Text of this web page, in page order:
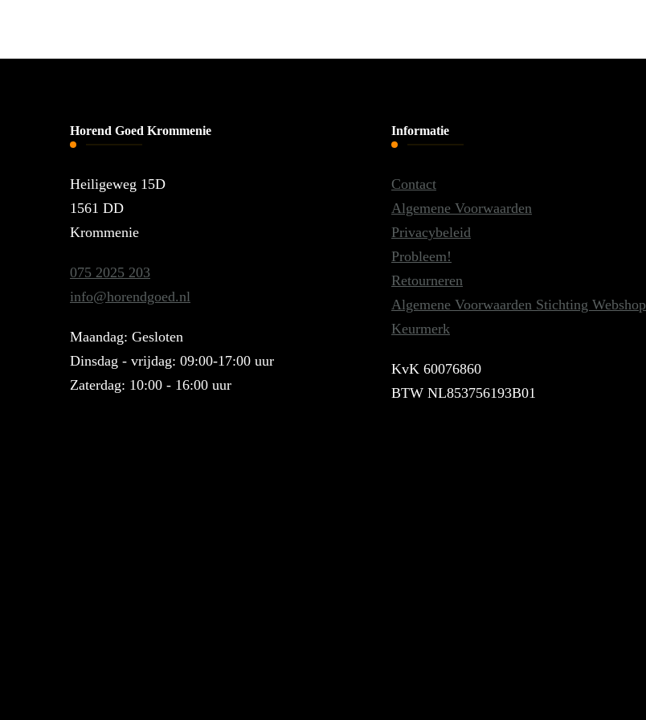
Horend Goed Krommenie
Heiligeweg 15D
1561 DD
Krommenie
075 2025 203
info@horendgoed.nl
Maandag: Gesloten
Dinsdag - vrijdag: 09:00-17:00 uur
Zaterdag: 10:00 - 16:00 uur
Informatie
Contact
Algemene Voorwaarden
Privacybeleid
Probleem!
Retourneren
Algemene Voorwaarden Stichting Webshop
Keurmerk
KvK 60076860
BTW NL853756193B01